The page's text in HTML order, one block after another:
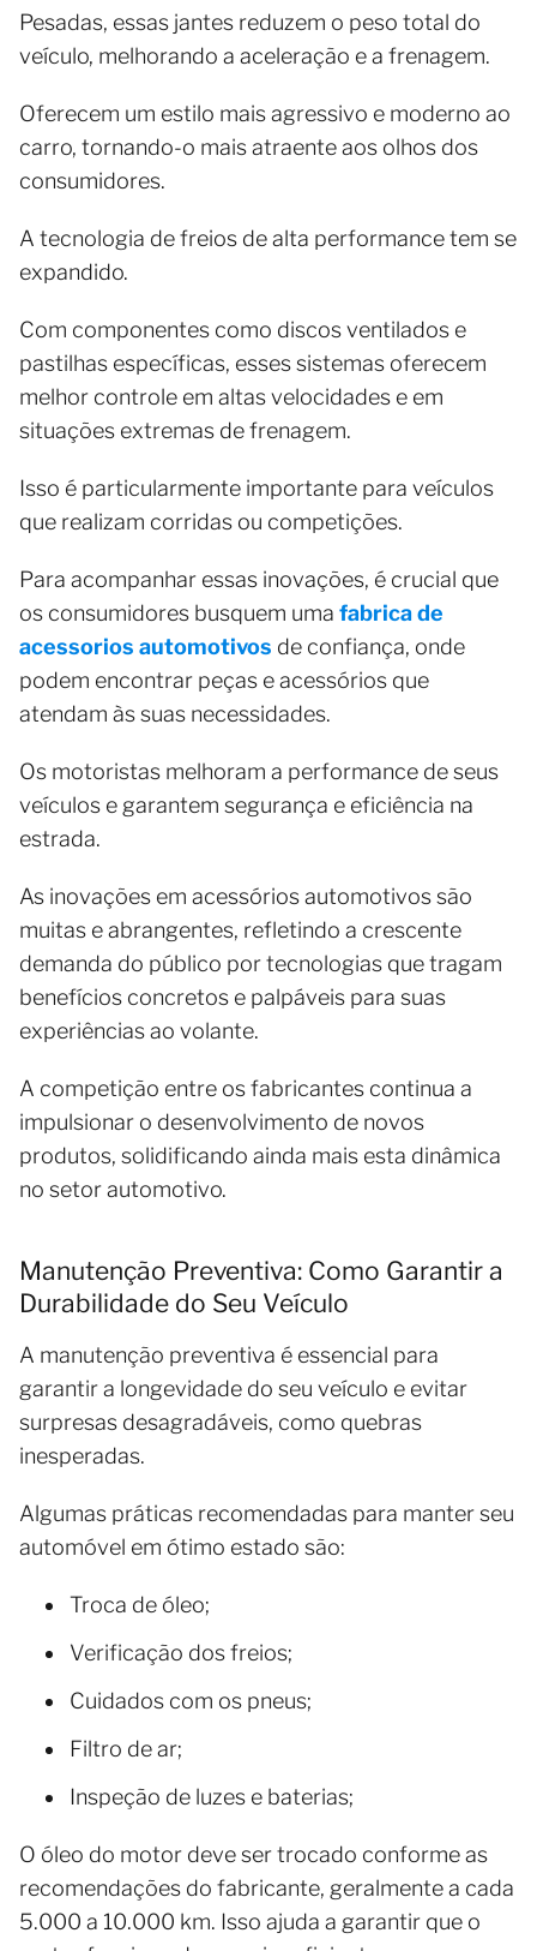
Pesadas, essas jantes reduzem o peso total do
veículo, melhorando a aceleração e a frenagem.
Oferecem um estilo mais agressivo e moderno ao
carro, tornando-o mais atraente aos olhos dos
consumidores.
A tecnologia de freios de alta performance tem se
expandido.
Com componentes como discos ventilados e
pastilhas específicas, esses sistemas oferecem
melhor controle em altas velocidades e em
situações extremas de frenagem.
Isso é particularmente importante para veículos
que realizam corridas ou competições.
Para acompanhar essas inovações, é crucial que
os consumidores busquem uma fabrica de
acessorios automotivos de confiança, onde
podem encontrar peças e acessórios que
atendam às suas necessidades.
Os motoristas melhoram a performance de seus
veículos e garantem segurança e eficiência na
estrada.
As inovações em acessórios automotivos são
muitas e abrangentes, refletindo a crescente
demanda do público por tecnologias que tragam
benefícios concretos e palpáveis para suas
experiências ao volante.
A competição entre os fabricantes continua a
impulsionar o desenvolvimento de novos
produtos, solidificando ainda mais esta dinâmica
no setor automotivo.
Manutenção Preventiva: Como Garantir a
Durabilidade do Seu Veículo
A manutenção preventiva é essencial para
garantir a longevidade do seu veículo e evitar
surpresas desagradáveis, como quebras
inesperadas.
Algumas práticas recomendadas para manter seu
automóvel em ótimo estado são:
Troca de óleo;
Verificação dos freios;
Cuidados com os pneus;
Filtro de ar;
Inspeção de luzes e baterias;
O óleo do motor deve ser trocado conforme as
recomendações do fabricante, geralmente a cada
5.000 a 10.000 km. Isso ajuda a garantir que o